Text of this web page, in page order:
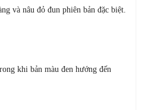
và nâu đỏ đun phiên bản đặc biệt.
khi bản màu đen hướng đến